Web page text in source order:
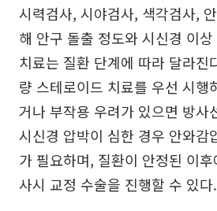
시력검사, 시야검사, 색각검사,
해 안구 돌출 정도와 시신경 이
치료는 질환 단계에 따라 달라진
량 스테로이드 치료를 우선 시행
거나 부작용 우려가 있으면 방사
시신경 압박이 심한 경우 안와감
가 필요하며, 질환이 안정된 이
사시 교정 수술을 진행할 수 있다.